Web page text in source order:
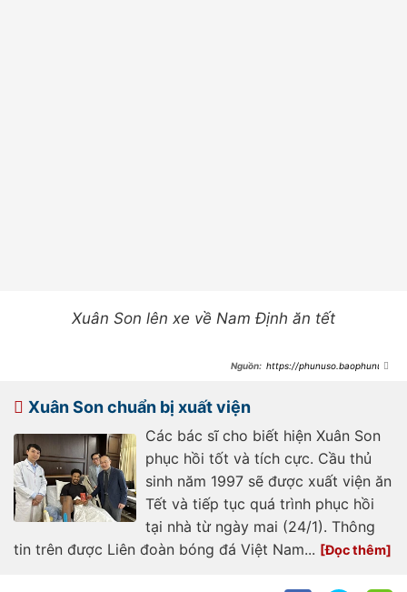
Xuân Son lên xe về Nam Định ăn tết
https://phunuso.baophunuth
193250124153318592.htm
Xuân Son chuẩn bị xuất viện
Các bác sĩ cho biết hiện Xuân Son
phục hồi tốt và tích cực. Cầu thủ
sinh năm 1997 sẽ được xuất viện ăn
Tết và tiếp tục quá trình phục hồi
tại nhà từ ngày mai (24/1). Thông
tin trên được Liên đoàn bóng đá Việt Nam...